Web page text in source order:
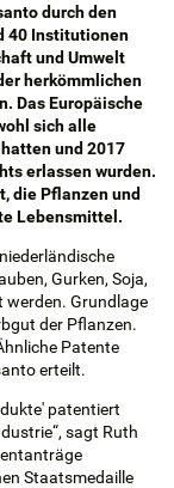
durch den
40 Institutionen
und Umwelt
herkömmlichen
Das Europäische
sich alle
und 2017
erlassen wurden.
die Pflanzen und
Lebensmittel.
Gurken, Soja,
werden. Grundlage
der Pflanzen.
Patente
erteilt.
patentiert
sagt Ruth
Staatsmedaille